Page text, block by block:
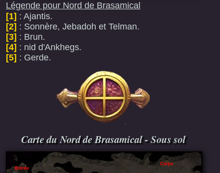
Légende pour Nord de Brasamical
[1] : Ajantis.
[2] : Sonnère, Jebadoh et Telman.
[3] : Brun.
[4] : nid d'Ankhegs.
[5] : Gerde.
Carte du Nord de Brasamical - Sous sol